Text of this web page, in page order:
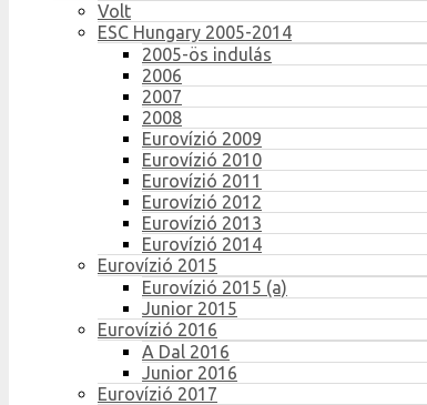
Volt
ESC Hungary 2005-2014
2005-ös indulás
2006
2007
2008
Eurovízió 2009
Eurovízió 2010
Eurovízió 2011
Eurovízió 2012
Eurovízió 2013
Eurovízió 2014
Eurovízió 2015
Eurovízió 2015 (a)
Junior 2015
Eurovízió 2016
A Dal 2016
Junior 2016
Eurovízió 2017